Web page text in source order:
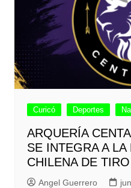
Curicó Deportes
ARQUERÍA
SE INTEGRA A LA
CHILENA DE
Angel Guerrero